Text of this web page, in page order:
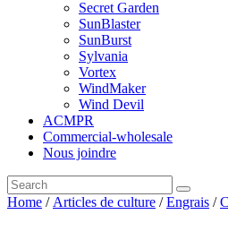
Secret Garden
SunBlaster
SunBurst
Sylvania
Vortex
WindMaker
Wind Devil
ACMPR
Commercial-wholesale
Nous joindre
Home / Articles de culture /Engrais /